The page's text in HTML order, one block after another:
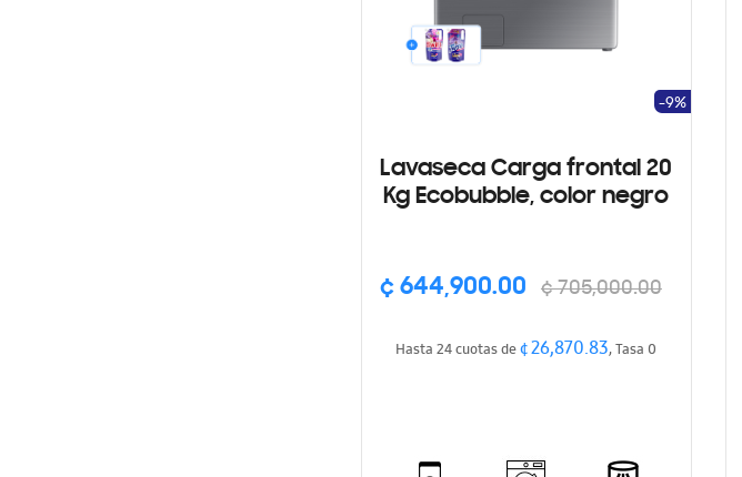
Lavaseca Carga frontal 20
Kg Ecobubble, color negro
¢ 644,900.00 ¢ 705,000.00
-9%
Hasta 24 cuotas de¢ 26,870.83, Tasa 0